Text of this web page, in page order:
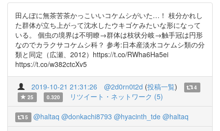
田んぼに無茶苦茶かっこいいコケムシがいた…！ 枝分かれし
た群体が立ち上がって沈水したウキゴケみたいな形になって
いる。 個虫の境界は不明瞭→群体は枝状分岐→触手冠は円形
なのでカラクサコケムシ科？ 参考:日本産淡水コケムシ類の分
類と同定（広瀬、2012）https://t.co/RWha6Ha5ei
https://t.co/w382ctcXv5
2019-10-21 21:31:26 @2d0rn0t2d (投稿一覧)
4
25
0.320 リツイート・ネットワーク (5)
5 @haltaq @donkachi8793 @hyacinth_tde @haltaq